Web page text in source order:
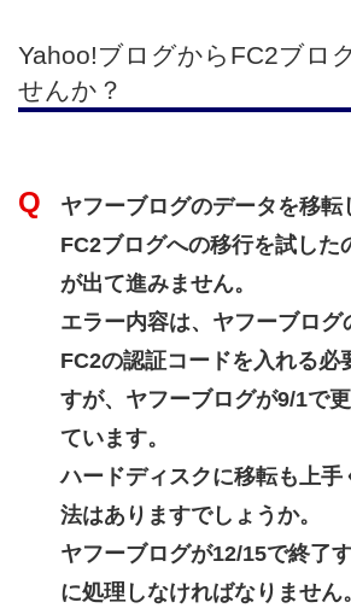
Yahoo!ブログからFC2ブロ
せんか？
ヤフーブログのデータを移転
FC2ブログへの移行を試した
が出て進みません。
エラー内容は、ヤフーブログ
FC2の認証コードを入れる必
すが、ヤフーブログが9/1で
ています。
ハードディスクに移転も上手
法はありますでしょうか。
ヤフーブログが12/15で終了
に処理しなければなりません。